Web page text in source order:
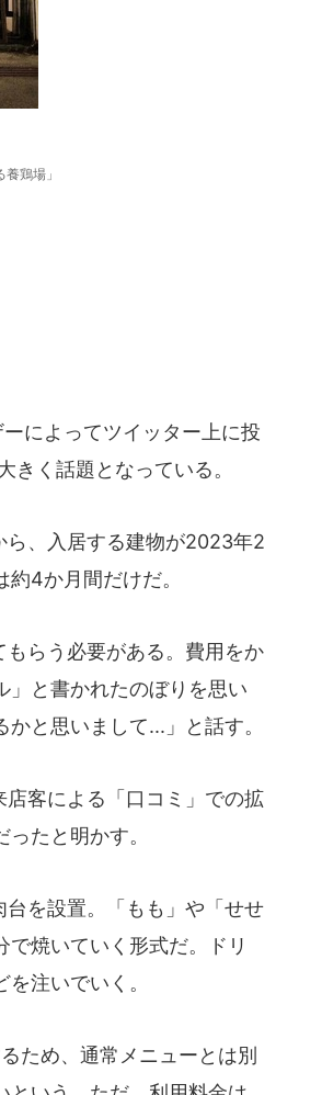
鶏場」
によってツイッター上に投
く話題となっている。
、入居する建物が2023年2
4か月間だけだ。
らう必要がある。費用をか
」と書かれたのぼりを思い
と思いまして...」と話す。
客による「口コミ」での拡
たと明かす。
を設置。「もも」や「せせ
焼いていく形式だ。ドリ
注いでいく。
ため、通常メニューとは別